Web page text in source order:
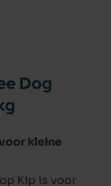
Dog
kleine
Kip is voor